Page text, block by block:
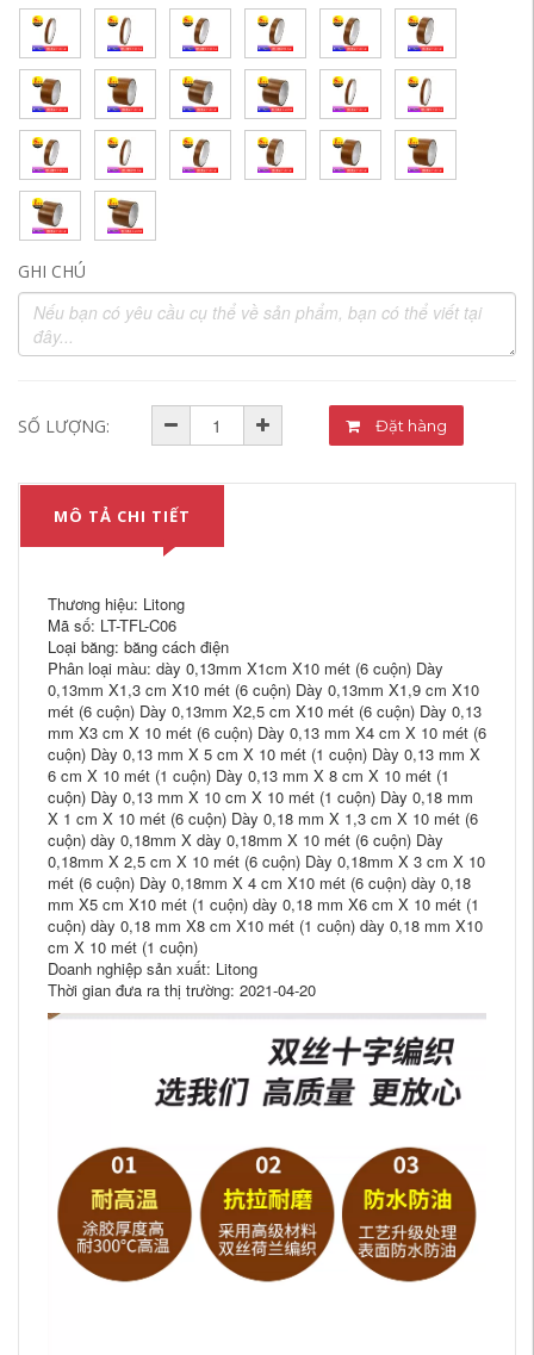
GHI CHÚ
SỐ LƯỢNG: Đặt hàng
MÔ TẢ CHI TIẾT
Thương hiệu: Litong
Mã số: LT-TFL-C06
Loại băng: băng cách điện
Phân loại màu: dày 0,13mm X1cm X10 mét (6 cuộn) Dày
0,13mm X1,3 cm X10 mét (6 cuộn) Dày 0,13mm X1,9 cm X10
mét (6 cuộn) Dày 0,13mm X2,5 cm X10 mét (6 cuộn) Dày 0,13
mm X3 cm X 10 mét (6 cuộn) Dày 0,13 mm X4 cm X 10 mét (6
cuộn) Dày 0,13 mm X 5 cm X 10 mét (1 cuộn) Dày 0,13 mm X
6 cm X 10 mét (1 cuộn) Dày 0,13 mm X 8 cm X 10 mét (1
cuộn) Dày 0,13 mm X 10 cm X 10 mét (1 cuộn) Dày 0,18 mm
X 1 cm X 10 mét (6 cuộn) Dày 0,18 mm X 1,3 cm X 10 mét (6
cuộn) dày 0,18mm X dày 0,18mm X 10 mét (6 cuộn) Dày
0,18mm X 2,5 cm X 10 mét (6 cuộn) Dày 0,18mm X 3 cm X 10
mét (6 cuộn) Dày 0,18mm X 4 cm X10 mét (6 cuộn) dày 0,18
mm X5 cm X10 mét (1 cuộn) dày 0,18 mm X6 cm X 10 mét (1
cuộn) dày 0,18 mm X8 cm X10 mét (1 cuộn) dày 0,18 mm X10
cm X 10 mét (1 cuộn)
Doanh nghiệp sản xuất: Litong
Thời gian đưa ra thị trường: 2021-04-20